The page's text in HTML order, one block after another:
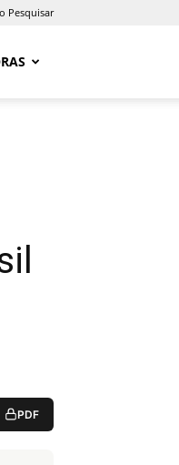
Pesquisar
PDF